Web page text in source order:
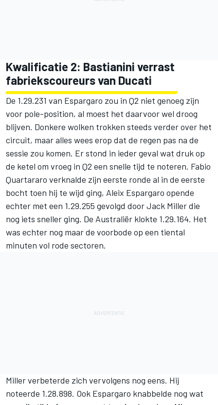
Kwalificatie 2: Bastianini verrast
fabriekscoureurs van Ducati
De 1.29.231 van Espargaro zou in Q2 niet genoeg zijn
voor pole-position, al moest het daarvoor wel droog
blijven. Donkere wolken trokken steeds verder over het
circuit, maar alles wees erop dat de regen pas na de
sessie zou komen. Er stond in ieder geval wat druk op
de ketel om vroeg in Q2 een snelle tijd te noteren. Fabio
Quartararo verknalde zijn eerste ronde al in de eerste
bocht toen hij te wijd ging, Aleix Espargaro opende
echter met een 1.29.255 gevolgd doorJack Millerdie
nog iets sneller ging. De Australiër klokte 1.29.164. Het
was echter nog maar de voorbode op een tiental
minuten vol rode sectoren.
Miller verbeterde zich vervolgens nog eens. Hij
noteerde 1.28.898. Ook Espargaro knabbelde nog wat